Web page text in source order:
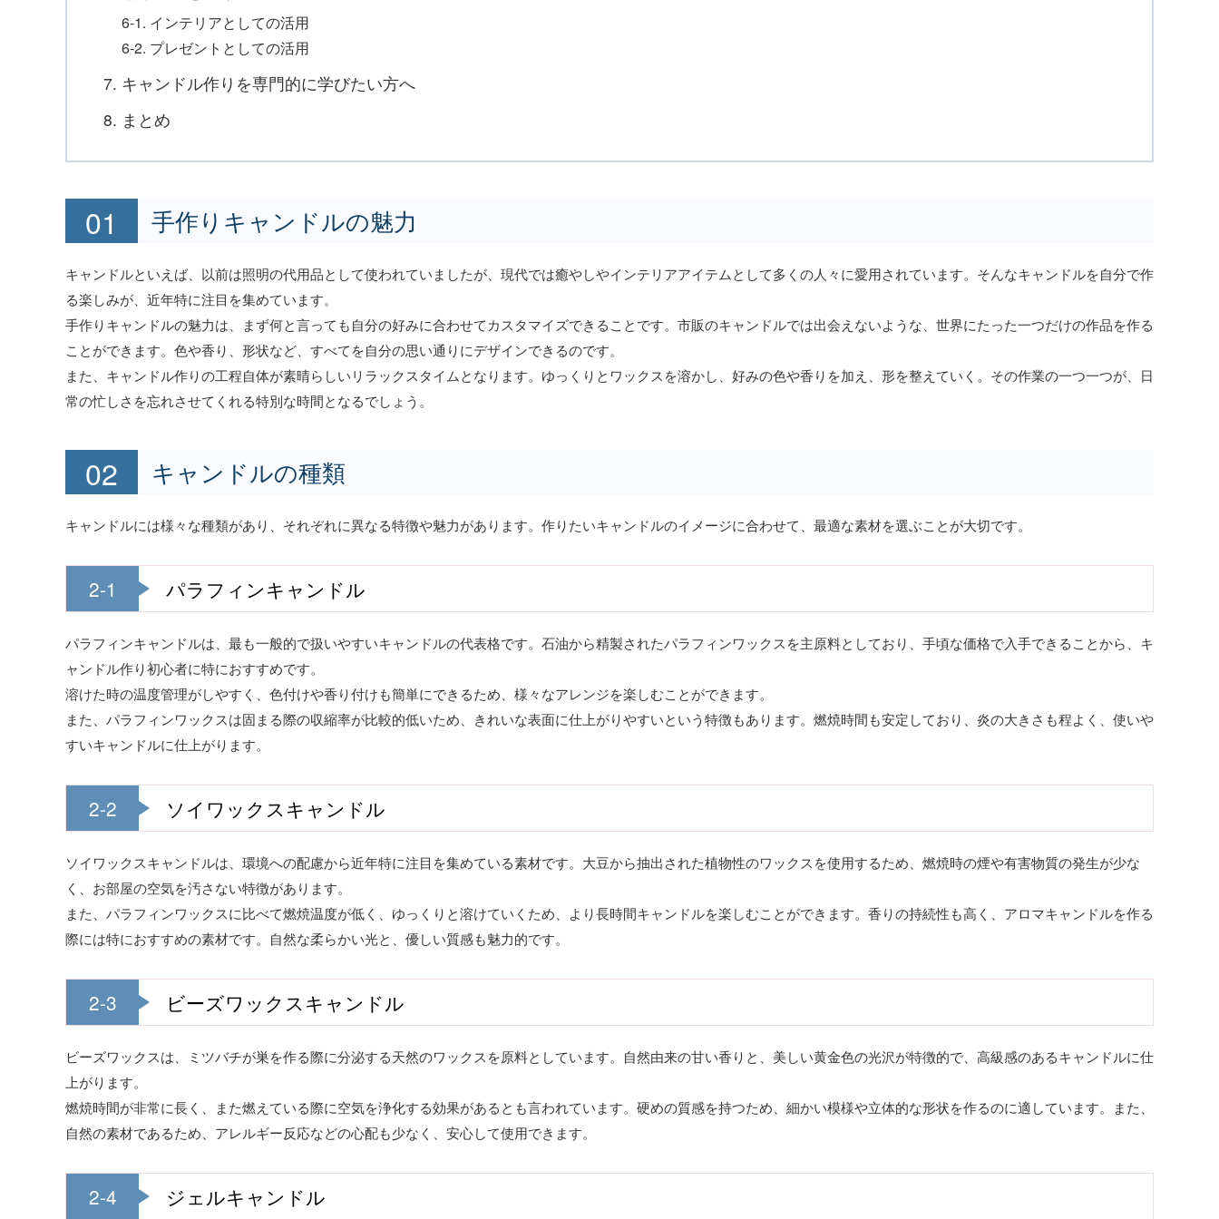
6-1. インテリアとしての活用
6-2. プレゼントとしての活用
7. キャンドル作りを専門的に学びたい方へ
8. まとめ
手作りキャンドルの魅力
キャンドルといえば、以前は照明の代用品として使われていましたが、現代では癒やしやインテリアアイテムとして多くの人々に愛用されています。そんなキャンドルを自分で作
る楽しみが、近年特に注目を集めています。
手作りキャンドルの魅力は、まず何と言っても自分の好みに合わせてカスタマイズできることです。市販のキャンドルでは出会えないような、世界にたった一つだけの作品を作る
ことができます。色や香り、形状など、すべてを自分の思い通りにデザインできるのです。
また、キャンドル作りの工程自体が素晴らしいリラックスタイムとなります。ゆっくりとワックスを溶かし、好みの色や香りを加え、形を整えていく。その作業の一つ一つが、日
常の忙しさを忘れさせてくれる特別な時間となるでしょう。
キャンドルの種類
キャンドルには様々な種類があり、それぞれに異なる特徴や魅力があります。作りたいキャンドルのイメージに合わせて、最適な素材を選ぶことが大切です。
2-1 パラフィンキャンドル
パラフィンキャンドルは、最も一般的で扱いやすいキャンドルの代表格です。石油から精製されたパラフィンワックスを主原料としており、手頃な価格で入手できることから、キ
ャンドル作り初心者に特におすすめです。
溶けた時の温度管理がしやすく、色付けや香り付けも簡単にできるため、様々なアレンジを楽しむことができます。
また、パラフィンワックスは固まる際の収縮率が比較的低いため、きれいな表面に仕上がりやすいという特徴もあります。燃焼時間も安定しており、炎の大きさも程よく、使いや
すいキャンドルに仕上がります。
2-2 ソイワックスキャンドル
ソイワックスキャンドルは、環境への配慮から近年特に注目を集めている素材です。大豆から抽出された植物性のワックスを使用するため、燃焼時の煙や有害物質の発生が少な
く、お部屋の空気を汚さない特徴があります。
また、パラフィンワックスに比べて燃焼温度が低く、ゆっくりと溶けていくため、より長時間キャンドルを楽しむことができます。香りの持続性も高く、アロマキャンドルを作る
際には特におすすめの素材です。自然な柔らかい光と、優しい質感も魅力的です。
2-3 ビーズワックスキャンドル
ビーズワックスは、ミツバチが巣を作る際に分泌する天然のワックスを原料としています。自然由来の甘い香りと、美しい黄金色の光沢が特徴的で、高級感のあるキャンドルに仕
上がります。
燃焼時間が非常に長く、また燃えている際に空気を浄化する効果があるとも言われています。硬めの質感を持つため、細かい模様や立体的な形状を作るのに適しています。また、
自然の素材であるため、アレルギー反応などの心配も少なく、安心して使用できます。
2-4 ジェルキャンドル